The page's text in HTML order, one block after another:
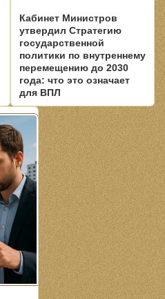
Кабинет Министров
утвердил Стратегию
государственной
политики по внутреннему
перемещению до 2030
года: что это означает
для ВПЛ